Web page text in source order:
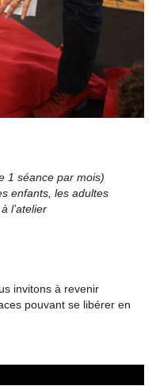
1 séance par mois)
enfants, les adultes
l’atelier
invitons à revenir
pouvant se libérer en